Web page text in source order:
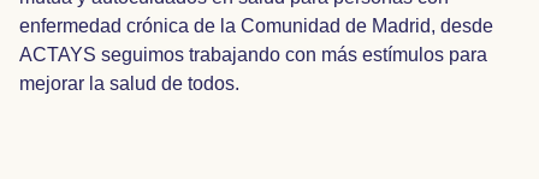
enfermedad crónica de la Comunidad de Madrid, desde
ACTAYS seguimos trabajando con más estímulos para
mejorar la salud de todos.